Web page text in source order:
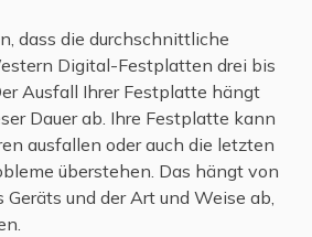
dass die durchschnittliche
Digital-Festplatten drei bis
Ausfall Ihrer Festplatte hängt
Dauer ab. Ihre Festplatte kann
ausfallen oder auch die letzten
überstehen. Das hängt von
und der Art und Weise ab,